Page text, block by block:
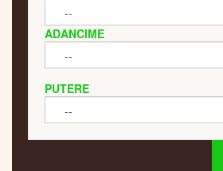
ADANCIME
PUTERE